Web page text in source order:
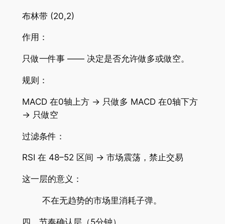
布林带 (20,2)
作用：
只做一件事 —— 决定是否允许做多或做空。
规则：
MACD 在0轴上方 → 只做多 MACD 在0轴下方
→ 只做空
过滤条件：
RSI 在 48–52 区间 → 市场震荡，禁止交易
这一层的意义：
不在无趋势的市场里消耗子弹。
四、节奏确认层（5分钟）